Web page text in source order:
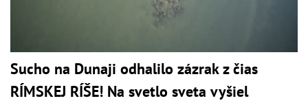
Sucho na Dunaji odhalilo zázrak z čias
RÍMSKEJ RÍŠE! Na svetlo sveta vyšiel